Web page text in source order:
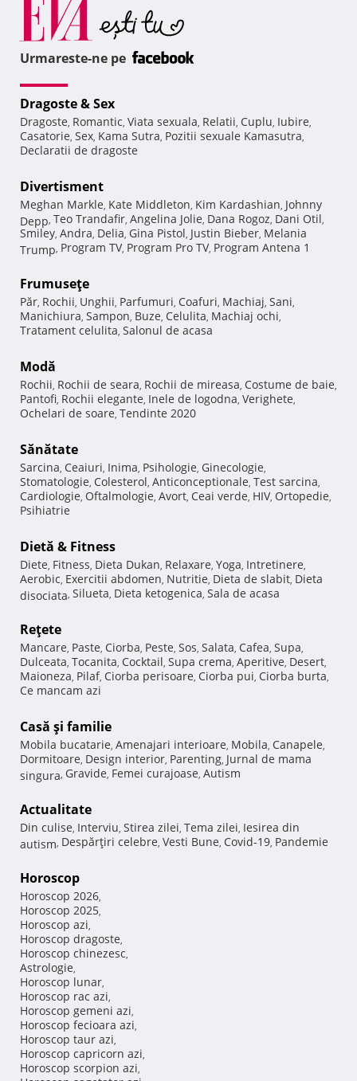
Urmareste-ne pe
Dragoste & Sex
Dragoste, Romantic, Viata sexuala, Relatii, Cuplu, Iubire,
Casatorie, Sex, Kama Sutra, Pozitii sexuale Kamasutra,
Declaratii de dragoste
Divertisment
Meghan Markle, Kate Middleton, Kim Kardashian, Johnny
Depp, Teo Trandafir, Angelina Jolie, Dana Rogoz, Dani Otil,
Smiley, Andra, Delia, Gina Pistol, Justin Bieber, Melania
Trump, Program TV, Program Pro TV, Program Antena 1
Frumuseţe
Păr, Rochii, Unghii, Parfumuri, Coafuri, Machiaj, Sani,
Manichiura, Sampon, Buze, Celulita, Machiaj ochi,
Tratament celulita, Salonul de acasa
Modă
Rochii, Rochii de seara, Rochii de mireasa, Costume de baie,
Pantofi, Rochii elegante, Inele de logodna, Verighete,
Ochelari de soare, Tendinte 2020
Sănătate
Sarcina, Ceaiuri, Inima, Psihologie, Ginecologie,
Stomatologie, Colesterol, Anticonceptionale, Test sarcina,
Cardiologie, Oftalmologie, Avort, Ceai verde, HIV, Ortopedie,
Psihiatrie
Dietă & Fitness
Diete, Fitness, Dieta Dukan, Relaxare, Yoga, Intretinere,
Aerobic, Exercitii abdomen, Nutritie, Dieta de slabit, Dieta
disociata, Silueta, Dieta ketogenica, Sala de acasa
Reţete
Mancare, Paste, Ciorba, Peste, Sos, Salata, Cafea, Supa,
Dulceata, Tocanita, Cocktail, Supa crema, Aperitive, Desert,
Maioneza, Pilaf, Ciorba perisoare, Ciorba pui, Ciorba burta,
Ce mancam azi
Casă şi familie
Mobila bucatarie, Amenajari interioare, Mobila, Canapele,
Dormitoare, Design interior, Parenting, Jurnal de mama
singura, Gravide, Femei curajoase, Autism
Actualitate
Din culise, Interviu, Stirea zilei, Tema zilei, Iesirea din
autism, Despărţiri celebre, Vesti Bune, Covid-19, Pandemie
Horoscop
Horoscop 2026,
Horoscop 2025,
Horoscop azi,
Horoscop dragoste,
Horoscop chinezesc,
Astrologie,
Horoscop lunar,
Horoscop rac azi,
Horoscop gemeni azi,
Horoscop fecioara azi,
Horoscop taur azi,
Horoscop capricorn azi,
Horoscop scorpion azi,